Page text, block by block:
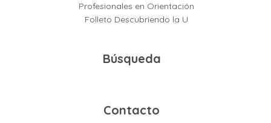
Profesionales en Orientación
Folleto Descubriendo la U
Búsqueda
Contacto